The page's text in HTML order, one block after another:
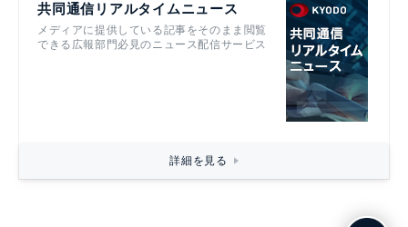
共同通信リアルタイムニュース
メディアに提供している記事をそのまま閲覧
できる広報部門必見のニュース配信サービス
詳細を見る